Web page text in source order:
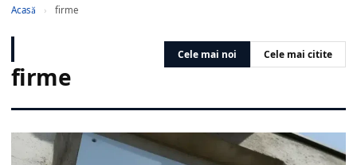
Acasă › firme
firme
Cele mai noi Cele mai citite